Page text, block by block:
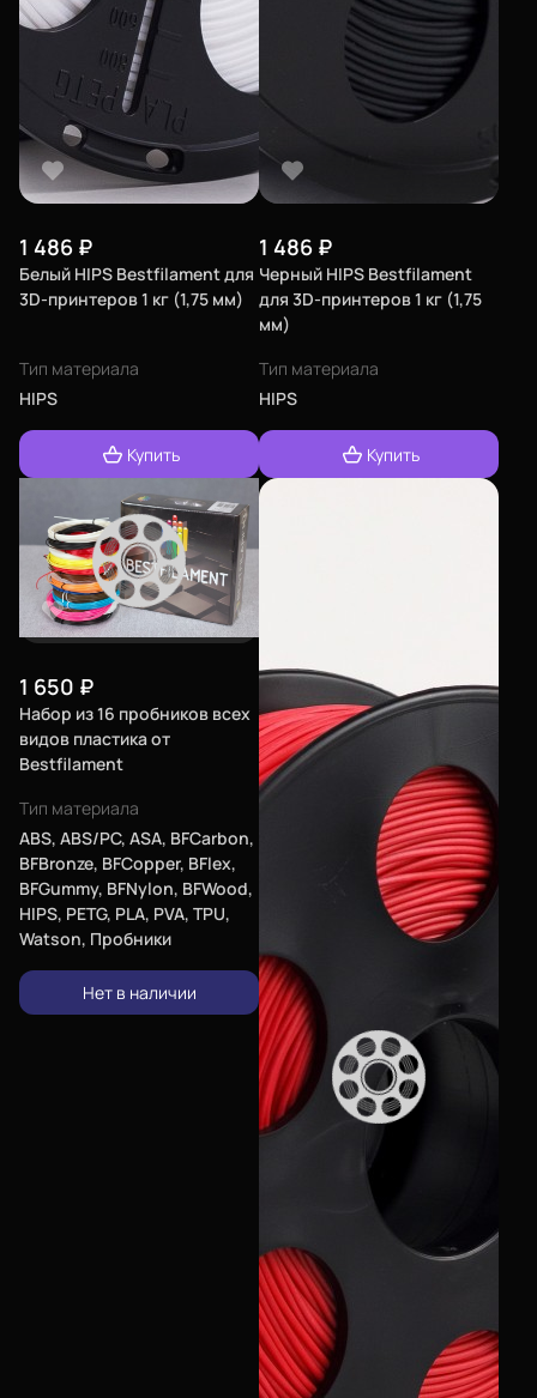
1 486 ₽
Белый HIPS Bestfilament для
3D-принтеров 1 кг (1,75 мм)
Тип материала
HIPS
Купить
1 486 ₽
Черный HIPS Bestfilament
для 3D-принтеров 1 кг (1,75
мм)
Тип материала
HIPS
Купить
1 650 ₽
Набор из 16 пробников всех
видов пластика от
Bestfilament
Тип материала
ABS, ABS/PC, ASA, BFCarbon,
BFBronze, BFCopper, BFlex,
BFGummy, BFNylon, BFWood,
HIPS, PETG, PLA, PVA, TPU,
Watson, Пробники
Нет в наличии